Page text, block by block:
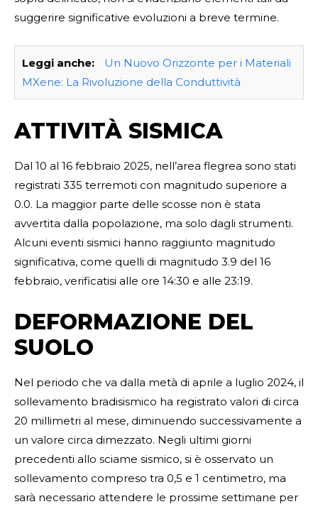
suggerire significative evoluzioni a breve termine.
Leggi anche:
Un Nuovo Orizzonte per i Materiali
MXene: La Rivoluzione della Conduttività
ATTIVITÀ SISMICA
Dal 10 al 16 febbraio 2025, nell’area flegrea sono stati
registrati 335 terremoti con magnitudo superiore a
0.0. La maggior parte delle scosse non è stata
avvertita dalla popolazione, ma solo dagli strumenti.
Alcuni eventi sismici hanno raggiunto magnitudo
significativa, come quelli di magnitudo 3.9 del 16
febbraio, verificatisi alle ore 14:30 e alle 23:19.
DEFORMAZIONE DEL
SUOLO
Nel periodo che va dalla metà di aprile a luglio 2024, il
sollevamento bradisismico ha registrato valori di circa
20 millimetri al mese, diminuendo successivamente a
un valore circa dimezzato. Negli ultimi giorni
precedenti allo sciame sismico, si è osservato un
sollevamento compreso tra 0,5 e 1 centimetro, ma
sarà necessario attendere le prossime settimane per